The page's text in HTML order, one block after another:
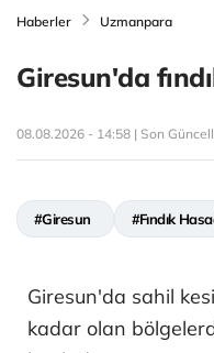
Haberler Uzmanpara
Giresun'da
08.08.2026 - 14:58 | Son
#Giresun #Fındık
Giresun'da sahil
kadar olan